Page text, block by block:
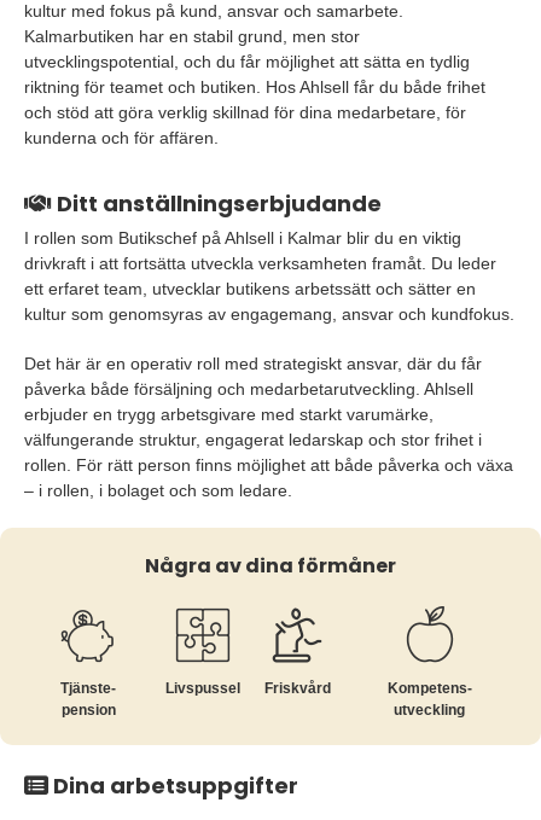
kultur med fokus på kund, ansvar och samarbete.
Kalmarbutiken har en stabil grund, men stor
utvecklingspotential, och du får möjlighet att sätta en tydlig
riktning för teamet och butiken. Hos Ahlsell får du både frihet
och stöd att göra verklig skillnad för dina medarbetare, för
kunderna och för affären.
Ditt anställningserbjudande
I rollen som Butikschef på Ahlsell i Kalmar blir du en viktig
drivkraft i att fortsätta utveckla verksamheten framåt. Du leder
ett erfaret team, utvecklar butikens arbetssätt och sätter en
kultur som genomsyras av engagemang, ansvar och kundfokus.
Det här är en operativ roll med strategiskt ansvar, där du får
påverka både försäljning och medarbetarutveckling. Ahlsell
erbjuder en trygg arbetsgivare med starkt varumärke,
välfungerande struktur, engagerat ledarskap och stor frihet i
rollen. För rätt person finns möjlighet att både påverka och växa
– i rollen, i bolaget och som ledare.
Några av dina förmåner
Tjänste­
pension
Livspussel Friskvård
Kompetens­
utveckling
Dina arbetsuppgifter